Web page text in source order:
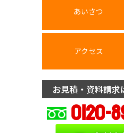
あいさつ
アクセス
お見積・資料請求
0120-